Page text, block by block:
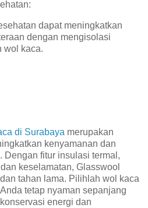
dapat meningkatkan
dengan mengisolasi
wol kaca.
di Surabaya merupakan
kenyamanan dan
fitur insulasi termal,
keselamatan, Glasswool
tahan lama. Pilihlah wol kaca
tetap nyaman sepanjang
energi dan